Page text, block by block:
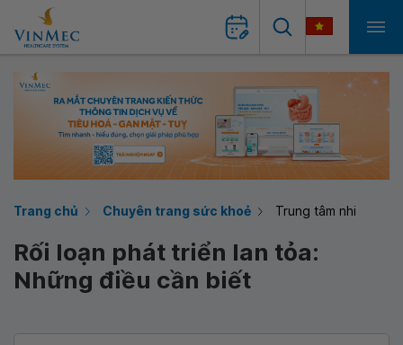
Trang chủ Chuyên trang sức khoẻ Trung tâm nhi
Rối loạn phát triển lan tỏa:
Những điều cần biết